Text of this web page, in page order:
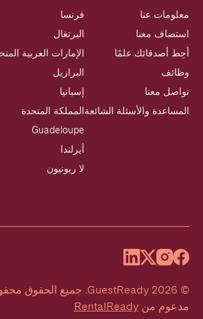
معلومات عنا
استضاف معنا
أحِط أصدقائك علمًا
وظائف
تواصل معنا
المساعدة والأسئلة الشائعة
فرنسا
البرتغال
الإمارات العربية
البرازيل
إسبانيا
المملكة المتحدة
Guadeloupe
أيرلندا
لا ريونيون
©
2026
GuestReady
. جميع الحقوق
مدعوم من RentalReady